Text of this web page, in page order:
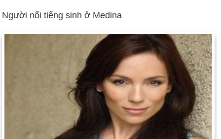
Người nổi tiếng sinh ở Medina